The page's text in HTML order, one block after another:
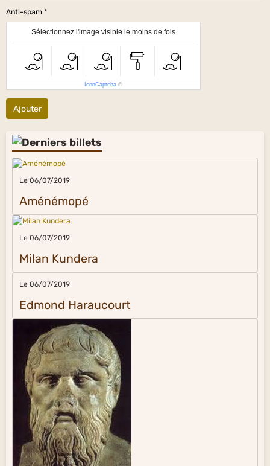
Anti-spam
Sélectionnez l'image visible le moins de fois
IconCaptcha ©
Ajouter
Le 06/07/2019
Aménémopé
Le 06/07/2019
Milan Kundera
Le 06/07/2019
Edmond Haraucourt